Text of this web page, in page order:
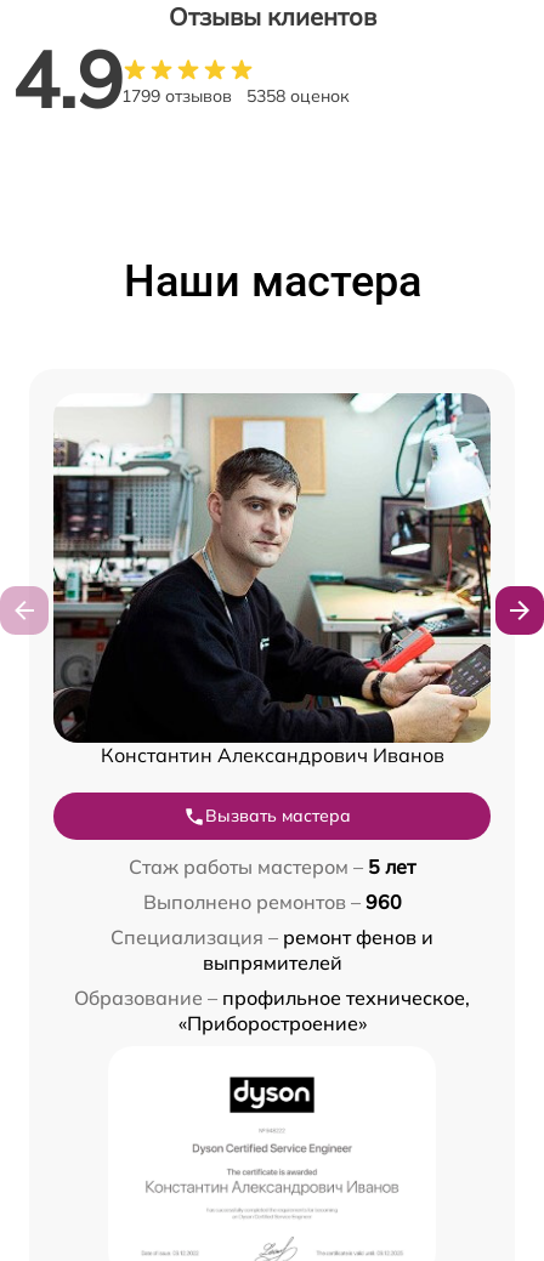
Отзывы клиентов
4.91799 отзывов 5358 оценок
Наши мастера
Константин Александрович Иванов
Вызвать мастера
Стаж работы мастером – 5 лет
Выполнено ремонтов – 960
Специализация – ремонт фенов и
выпрямителей
Образование – профильное техническое,
«Приборостроение»